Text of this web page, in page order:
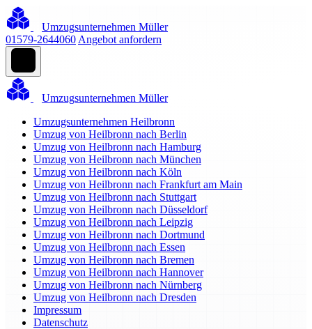
Umzugsunternehmen Müller
01579-2644060 Angebot anfordern
Umzugsunternehmen Müller
Umzugsunternehmen Heilbronn
Umzug von Heilbronn nach Berlin
Umzug von Heilbronn nach Hamburg
Umzug von Heilbronn nach München
Umzug von Heilbronn nach Köln
Umzug von Heilbronn nach Frankfurt am Main
Umzug von Heilbronn nach Stuttgart
Umzug von Heilbronn nach Düsseldorf
Umzug von Heilbronn nach Leipzig
Umzug von Heilbronn nach Dortmund
Umzug von Heilbronn nach Essen
Umzug von Heilbronn nach Bremen
Umzug von Heilbronn nach Hannover
Umzug von Heilbronn nach Nürnberg
Umzug von Heilbronn nach Dresden
Impressum
Datenschutz